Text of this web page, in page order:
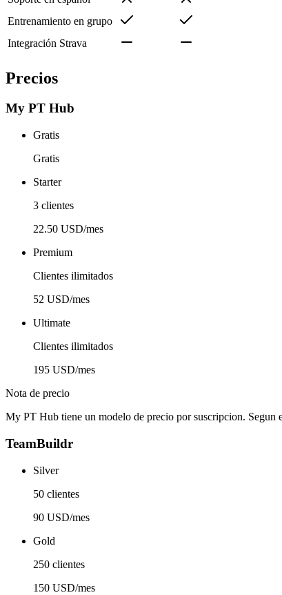
Entrenamiento en grupo
Integración Strava
Precios
My PT Hub
Gratis
Gratis
Starter
3 clientes
22.50 USD/mes
Premium
Clientes ilimitados
52 USD/mes
Ultimate
Clientes ilimitados
195 USD/mes
Nota de precio
My PT Hub tiene un modelo de precio por suscripcion. Segun
TeamBuildr
Silver
50 clientes
90 USD/mes
Gold
250 clientes
150 USD/mes